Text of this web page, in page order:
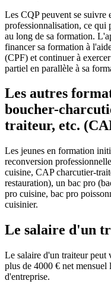
Les CQP peuvent se suivre
professionnalisation, ce qui
au long de sa formation.
financer sa formation à
(CPF) et continuer à
partiel en parallèle à sa
Les autres
boucher-
traiteur, etc.
Les jeunes en formation
reconversion
cuisine, CAP charcutier-
restauration), un bac pro
pro cuisine, bac pro
cuisinier.
Le salaire d'un
Le salaire d'un traiteur peut
plus de 4000 € net
d'entreprise.